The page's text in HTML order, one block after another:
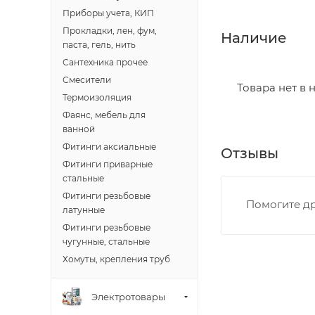
Итоговая
- количества
• Ленина - 65
• Профсоюзная
Наличие
Товара нет в
Отзывы
Помогите
Приборы учета, КИП
Прокладки, лен, фум,
паста, гель, нить
Сантехника прочее
Смесители
Термоизоляция
Фаянс, мебель для
ванной
Фитинги аксиальные
Фитинги приварные
стальные
Фитинги резьбовые
латунные
Фитинги резьбовые
чугунные, стальные
Хомуты, крепления труб
Электротовары